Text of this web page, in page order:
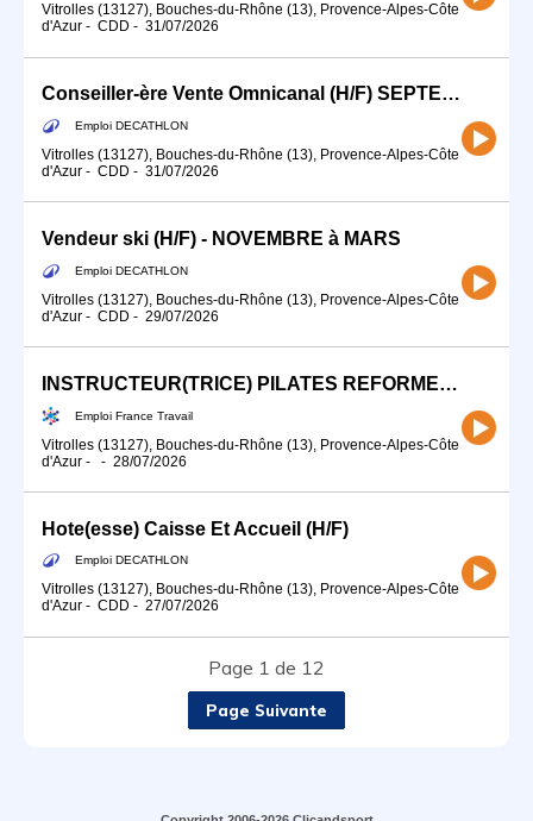
Vitrolles (13127), Bouches-du-Rhône (13), Provence-Alpes-Côte
d'Azur - CDD - 31/07/2026
Conseiller-ère Vente Omnicanal (H/F) SEPTEMBRE
Emploi DECATHLON
Vitrolles (13127), Bouches-du-Rhône (13), Provence-Alpes-Côte
d'Azur - CDD - 31/07/2026
Vendeur ski (H/F) - NOVEMBRE à MARS
Emploi DECATHLON
Vitrolles (13127), Bouches-du-Rhône (13), Provence-Alpes-Côte
d'Azur - CDD - 29/07/2026
INSTRUCTEUR(TRICE) PILATES REFORMER (H/F)
Emploi France Travail
Vitrolles (13127), Bouches-du-Rhône (13), Provence-Alpes-Côte
d'Azur - - 28/07/2026
Hote(esse) Caisse Et Accueil (H/F)
Emploi DECATHLON
Vitrolles (13127), Bouches-du-Rhône (13), Provence-Alpes-Côte
d'Azur - CDD - 27/07/2026
Page 1 de 12
Page Suivante